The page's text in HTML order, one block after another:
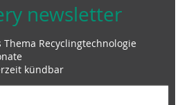
newsletter
Recyclingtechnologie
kündbar